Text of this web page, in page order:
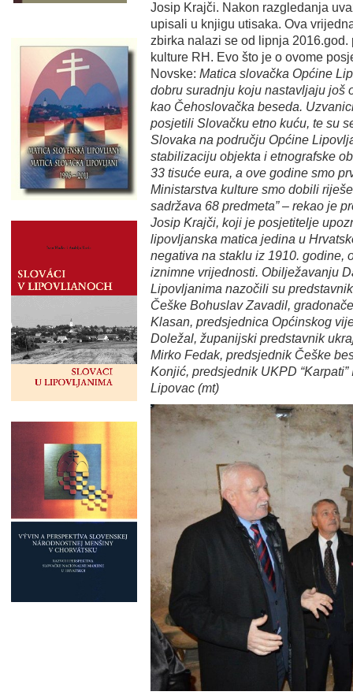
Josip Krajči. Nakon razgledanja
upisali u knjigu utisaka. Ova
zbirka nalazi se od lipnja 2016.god.
kulture RH. Evo što je o ovome
Novske: Matica slovačka Općine
dobru suradnju koju nastavljaju još
kao Čehoslovačka beseda.
posjetili Slovačku etno kuću, te su
Slovaka na području Općine
stabilizaciju objekta i etnografske
33 tisuće eura, a ove godine smo
Ministarstva kulture smo dobili
sadržava 68 predmeta” – rekao je
Josip Krajči, koji je posjetitelje
lipovljanska matica jedina u
negativa na staklu iz 1910. godine,
iznimne vrijednosti. Obilježavanju
Lipovljanima nazočili su
Češke Bohuslav Zavadil,
Klasan, predsjednica Općinskog
Doležal, županijski predstavnik
Mirko Fedak, predsjednik Češke
Konjić, predsjednik UKPD
Lipovac (mt)